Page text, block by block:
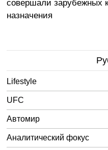
назначения
Lifestyle
UFC
Автомир
Аналитический фокус